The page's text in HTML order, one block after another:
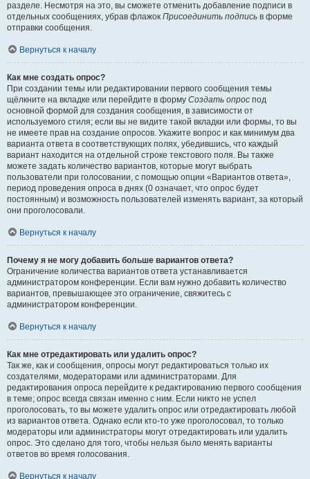
разделе. Несмотря на это, вы сможете отменить добавление подписи в
отдельных сообщениях, убрав флажок Присоединить подпись в форме
отправки сообщения.
Вернуться к началу
Как мне создать опрос?
При создании темы или редактировании первого сообщения темы
щёлкните на вкладке или перейдите в форму Создать опрос под
основной формой для создания сообщения, в зависимости от
используемого стиля; если вы не видите такой вкладки или формы, то вы
не имеете прав на создание опросов. Укажите вопрос и как минимум два
варианта ответа в соответствующих полях, убедившись, что каждый
вариант находится на отдельной строке текстового поля. Вы также
можете задать количество вариантов, которые могут выбрать
пользователи при голосовании, с помощью опции «Вариантов ответа»,
период проведения опроса в днях (0 означает, что опрос будет
постоянным) и возможность пользователей изменять вариант, за который
они проголосовали.
Вернуться к началу
Почему я не могу добавить больше вариантов ответа?
Ограничение количества вариантов ответа устанавливается
администратором конференции. Если вам нужно добавить количество
вариантов, превышающее это ограничение, свяжитесь с
администратором конференции.
Вернуться к началу
Как мне отредактировать или удалить опрос?
Так же, как и сообщения, опросы могут редактироваться только их
создателями, модераторами или администраторами. Для
редактирования опроса перейдите к редактированию первого сообщения
в теме; опрос всегда связан именно с ним. Если никто не успел
проголосовать, то вы можете удалить опрос или отредактировать любой
из вариантов ответа. Однако если кто-то уже проголосовал, то только
модераторы или администраторы могут отредактировать или удалить
опрос. Это сделано для того, чтобы нельзя было менять варианты
ответов во время голосования.
Вернуться к началу